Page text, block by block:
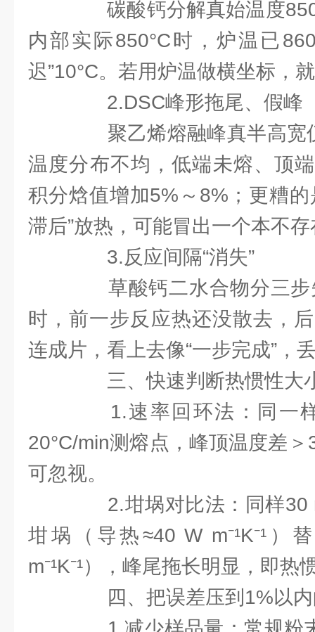
碳酸钙分解真始温度
内部实际850°C时，炉温已
迟”10°C。若用炉温做横坐标，
2.DSC峰形拖尾、假峰
聚乙烯熔融峰真半高宽
温度分布不均，低端未熔、顶
积分焓值增加5%～8%；更糟
滞后”放热，可能冒出一个本不存
3.反应间隔“消失”
草酸钙二水合物分三步
时，前一步反应热还没散去，
连成片，看上去像“一步完成”，
三、快速判断热惯性大
1.速率回环法：同一样
20°C/min测熔点，峰顶温度差
可忽视。
2.坩埚对比法：同样30
坩埚（导热≈40 W m⁻¹K⁻¹）
m⁻¹K⁻¹），峰尾拖长明显，即热
四、把误差压到1%以内